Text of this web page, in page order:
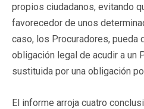
propios ciudadanos, evitando
favorecedor de unos
caso, los Procuradores, pueda
obligación legal de acudir a un
sustituida por una obligación
El informe arroja cuatro